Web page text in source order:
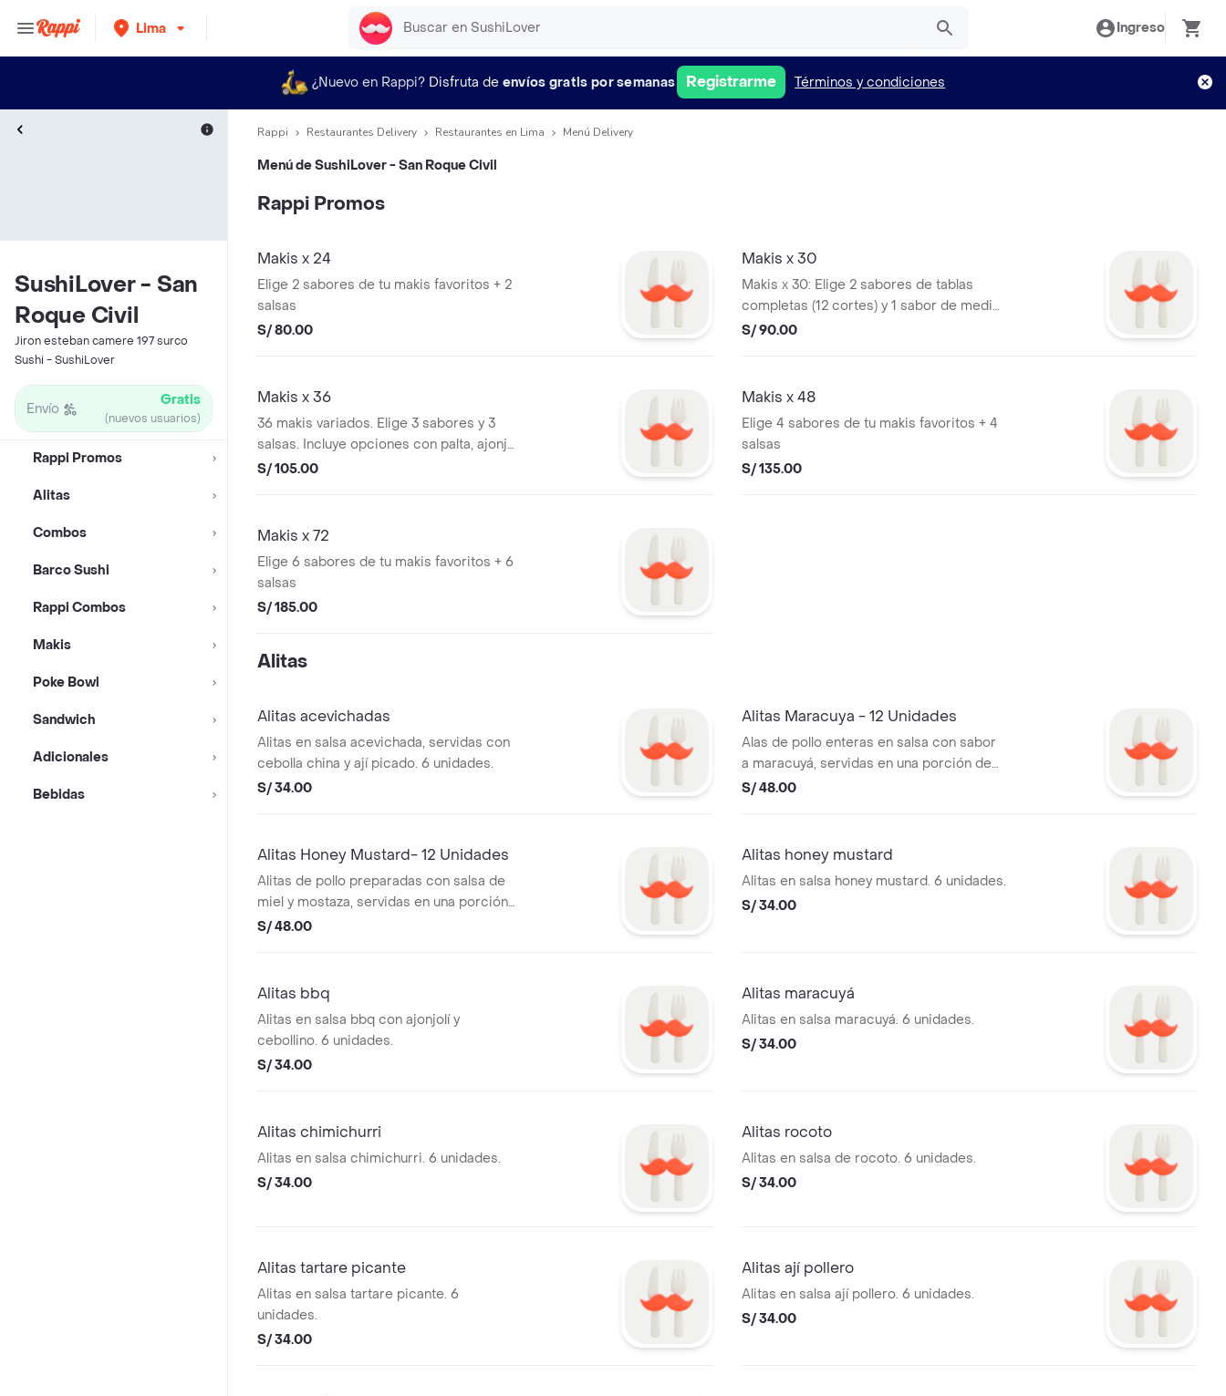
Lima Ingreso
¿Nuevo en Rappi? Disfruta de envíos gratis por semanas Registrarme Términos y condiciones
SushiLover - San
Roque Civil
Jiron esteban camere 197 surco
Sushi - SushiLover
Envío Gratis
(nuevos usuarios)
Rappi Promos
Alitas
Combos
Barco Sushi
Rappi Combos
Makis
Poke Bowl
Sandwich
Adicionales
Bebidas
Rappi Restaurantes Delivery Restaurantes en Lima Menú Delivery
Menú deSushiLover - San Roque Civil
Rappi Promos
Makis x 24
Elige 2 sabores de tu makis favoritos + 2
salsas
S/ 80.00
Makis x 30
Makis x 30: Elige 2 sabores de tablas
completas (12 cortes) y 1 sabor de media
tabla (6 cortes).
S/ 90.00
Makis x 36
36 makis variados. Elige 3 sabores y 3
salsas. Incluye opciones con palta, ajonjolí
y cobertura crocante.
S/ 105.00
Makis x 48
Elige 4 sabores de tu makis favoritos + 4
salsas
S/ 135.00
Makis x 72
Elige 6 sabores de tu makis favoritos + 6
salsas
S/ 185.00
Alitas
Alitas acevichadas
Alitas en salsa acevichada, servidas con
cebolla china y ají picado. 6 unidades.
S/ 34.00
Alitas Maracuya - 12 Unidades
Alas de pollo enteras en salsa con sabor
a maracuyá, servidas en una porción de
12 unidades.
S/ 48.00
Alitas Honey Mustard- 12 Unidades
Alitas de pollo preparadas con salsa de
miel y mostaza, servidas en una porción
de 12 unidades.
S/ 48.00
Alitas honey mustard
Alitas en salsa honey mustard. 6 unidades.
S/ 34.00
Alitas bbq
Alitas en salsa bbq con ajonjolí y
cebollino. 6 unidades.
S/ 34.00
Alitas maracuyá
Alitas en salsa maracuyá. 6 unidades.
S/ 34.00
Alitas chimichurri
Alitas en salsa chimichurri. 6 unidades.
S/ 34.00
Alitas rocoto
Alitas en salsa de rocoto. 6 unidades.
S/ 34.00
Alitas tartare picante
Alitas en salsa tartare picante. 6
unidades.
S/ 34.00
Alitas ají pollero
Alitas en salsa ají pollero. 6 unidades.
S/ 34.00